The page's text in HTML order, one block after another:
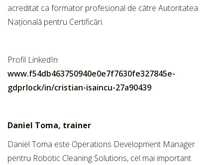
acreditat ca formator profesional de către Autoritatea
Națională pentru Certificări.
Profil LinkedIn
www.f54db463750940e0e7f7630fe327845e-
gdprlock/in/cristian-isaincu-27a90439
Daniel Toma, trainer
Daniel Toma este Operations Development Manager
pentru Robotic Cleaning Solutions, cel mai important